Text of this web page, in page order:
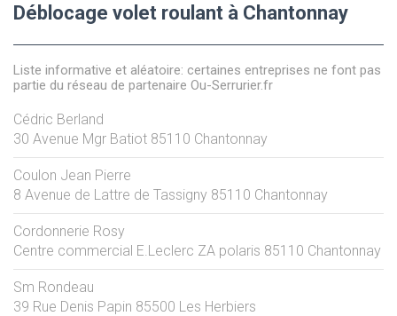
Déblocage volet roulant à Chantonnay
Liste informative et aléatoire: certaines entreprises ne font pas
partie du réseau de partenaire Ou-Serrurier.fr
Cédric Berland
30 Avenue Mgr Batiot 85110 Chantonnay
Coulon Jean Pierre
8 Avenue de Lattre de Tassigny 85110 Chantonnay
Cordonnerie Rosy
Centre commercial E.Leclerc ZA polaris 85110 Chantonnay
Sm Rondeau
39 Rue Denis Papin 85500 Les Herbiers